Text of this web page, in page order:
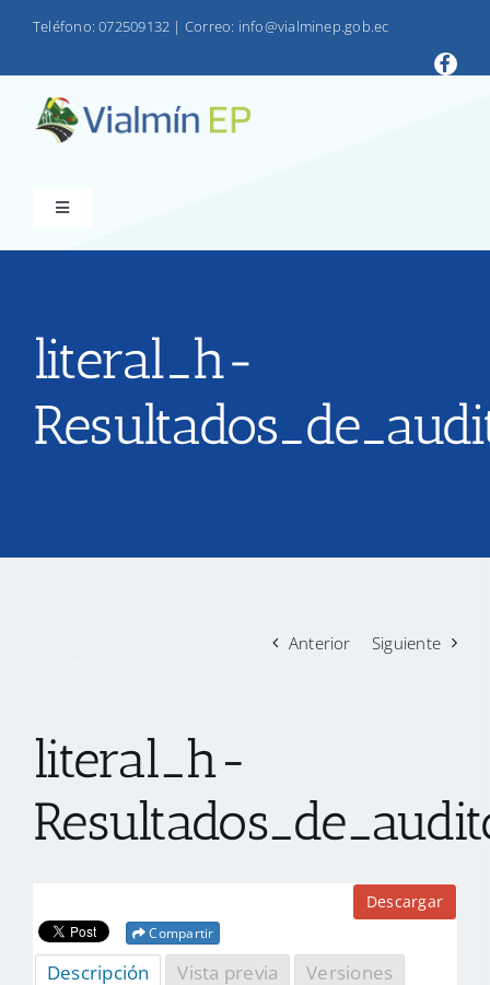
Teléfono: 072509132 | Correo: info@vialminep.gob.ec
Toggle
Navigation
VIALMIN
PRODUCTOS
TRANSPARENCIA
CONTACTO
literal_h-
Anterior Siguiente
literal_h-
Descargar
Compartir
Descripción Vista previa Versiones